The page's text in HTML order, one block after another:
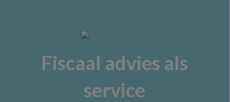
Fiscaal advies als
service